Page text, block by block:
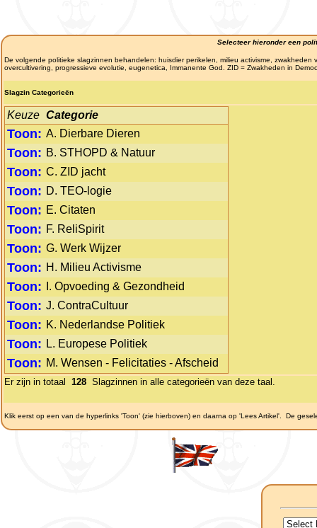
Selecteer hieronder een
De volgende politieke slagzinnen behandelen: huisdier perikelen, milieu activisme,
overcultivering, progressieve evolutie, eugenetica, Immanente God. ZID = Zwakheden in
Slagzin Categorieën
Keuze Categorie
Toon: A. Dierbare Dieren
Toon: B. STHOPD & Natuur
Toon: C. ZID jacht
Toon: D. TEO-logie
Toon: E. Citaten
Toon: F. ReliSpirit
Toon: G. Werk Wijzer
Toon: H. Milieu Activisme
Toon: I. Opvoeding & Gezondheid
Toon: J. ContraCultuur
Toon: K. Nederlandse Politiek
Toon: L. Europese Politiek
Toon: M. Wensen - Felicitaties - Afscheid
Er zijn in totaal 128 Slagzinnen in alle categorieën van deze taal.
Klik eerst op een van de hyperlinks 'Toon' (zie hierboven) en daarna op 'Lees Artikel'. De